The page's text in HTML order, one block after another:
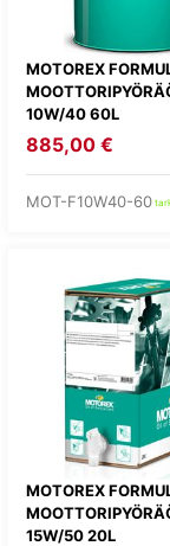
MOTOREX
10W/40 60L
885,00 €
MOT-F10W40-60
MOTOREX
15W/50 20L